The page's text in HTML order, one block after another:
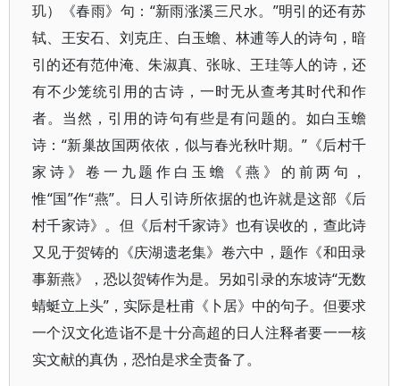
玑）《春雨》句：“新雨涨溪三尺水。”明引的还有苏
轼、王安石、刘克庄、白玉蟾、林逋等人的诗句，暗
引的还有范仲淹、朱淑真、张咏、王珪等人的诗，还
有不少笼统引用的古诗，一时无从查考其时代和作
者。当然，引用的诗句有些是有问题的。如白玉蟾
诗：“新巢故国两依依，似与春光秋叶期。”《后村千
家诗》卷一九题作白玉蟾《燕》的前两句，
惟“国”作“燕”。日人引诗所依据的也许就是这部《后
村千家诗》。但《后村千家诗》也有误收的，查此诗
又见于贺铸的《庆湖遗老集》卷六中，题作《和田录
事新燕》，恐以贺铸作为是。另如引录的东坡诗“无数
蜻蜓立上头”，实际是杜甫《卜居》中的句子。但要求
一个汉文化造诣不是十分高超的日人注释者要一一核
实文献的真伪，恐怕是求全责备了。